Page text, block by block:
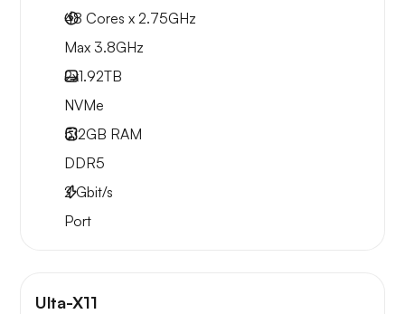
48 Cores x 2.75GHz
Max 3.8GHz
2x1.92TB
NVMe
512GB RAM
DDR5
2Gbit/s
Port
Ulta-X11